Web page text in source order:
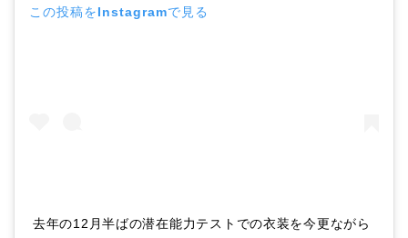
この投稿をInstagramで見る
去年の12月半ばの潜在能力テストでの衣装を今更ながら